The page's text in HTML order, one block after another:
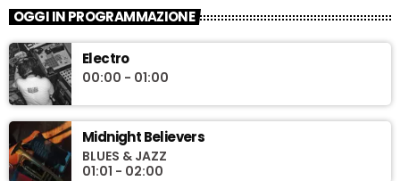
OGGI IN PROGRAMMAZIONE
Electro
00:00 - 01:00
Midnight Believers
BLUES & JAZZ
01:01 - 02:00